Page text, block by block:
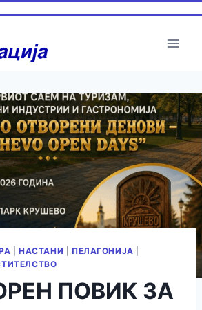
НАСТАНИ ПЕЛАГОНИЈА
ПОВИК ЗА